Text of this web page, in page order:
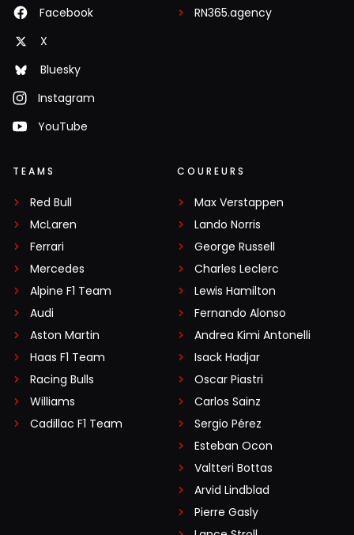
Facebook
X
Bluesky
Instagram
YouTube
RN365.agency
TEAMS
Red Bull
McLaren
Ferrari
Mercedes
Alpine F1 Team
Audi
Aston Martin
Haas F1 Team
Racing Bulls
Williams
Cadillac F1 Team
COUREURS
Max Verstappen
Lando Norris
George Russell
Charles Leclerc
Lewis Hamilton
Fernando Alonso
Andrea Kimi Antonelli
Isack Hadjar
Oscar Piastri
Carlos Sainz
Sergio Pérez
Esteban Ocon
Valtteri Bottas
Arvid Lindblad
Pierre Gasly